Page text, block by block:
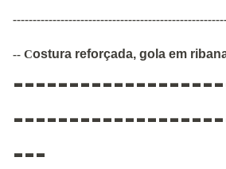
-- Costura reforçada, gola em
---